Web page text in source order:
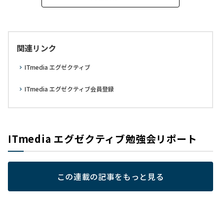
関連リンク
ITmedia エグゼクティブ
ITmedia エグゼクティブ会員登録
ITmedia エグゼクティブ勉強会リポート
この連載の記事をもっと見る